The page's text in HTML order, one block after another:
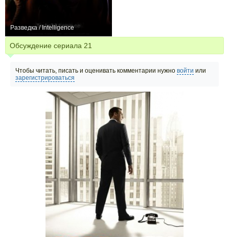
Разведка / Intelligence
Обсуждение сериала 21
Чтобы читать, писать и оценивать комментарии нужно войти или
зарегистрироваться